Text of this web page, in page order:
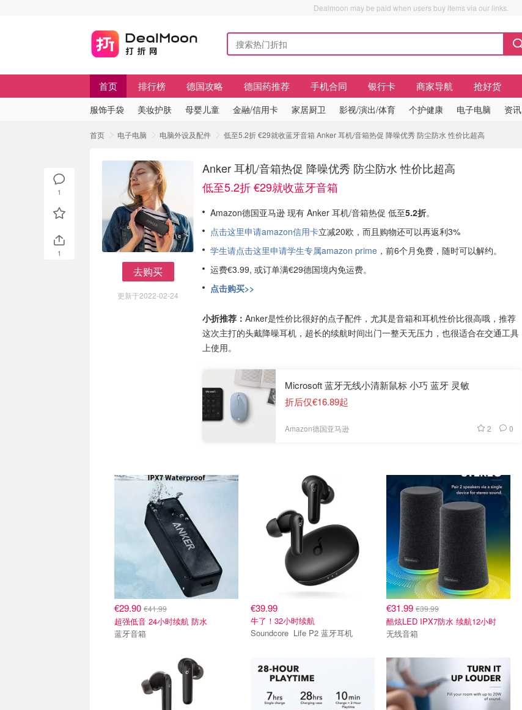
Dealmoon may be paid when users buy items via our links.
首页 排行榜 德国攻略 德国药推荐 手机合同 银行卡 商家导航 抢好货
服饰手袋 美妆护肤 母婴儿童 金融/信用卡 家居厨卫 影视/演出/体育 个护健康 电子电脑 资讯
首页 电子电脑 电脑外设及配件 低至5.2折 €29就收蓝牙音箱 Anker 耳机/音箱热促 降噪优秀 防尘防水 性价比超高
去购买
更新于2022-02-24
Anker 耳机/音箱热促 降噪优秀 防尘防水 性价比超高
低至5.2折 €29就收蓝牙音箱
Amazon德国亚马逊 现有 Anker 耳机/音箱热促 低至5.2折。
点击这里申请amazon信用卡立减20欧，而且购物还可以再返利3%
学生请点击这里申请学生专属amazon prime ，前6个月免费，随时可以解约。
运费€3.99, 或订单满€29德国境内免运费。
点击购买>>
小折推荐： Anker是性价比很好的点子配件，尤其是音箱和耳机性价比很高哦，推荐
这次主打的头戴降噪耳机，超长的续航时间出门一整天无压力，也很适合在交通工具
上使用。
Microsoft 蓝牙无线小清新鼠标 小巧 蓝牙 灵敏
折后仅€16.89起
Amazon德国亚马逊 2 0
€29.90 €41.99
超强低音 24小时续航 防水
蓝牙音箱
€39.99
牛了！32小时续航
Soundcore Life P2 蓝牙耳机
€31.99 €39.99
酷炫LED IPX7防水 续航12小时
无线音箱
1
1